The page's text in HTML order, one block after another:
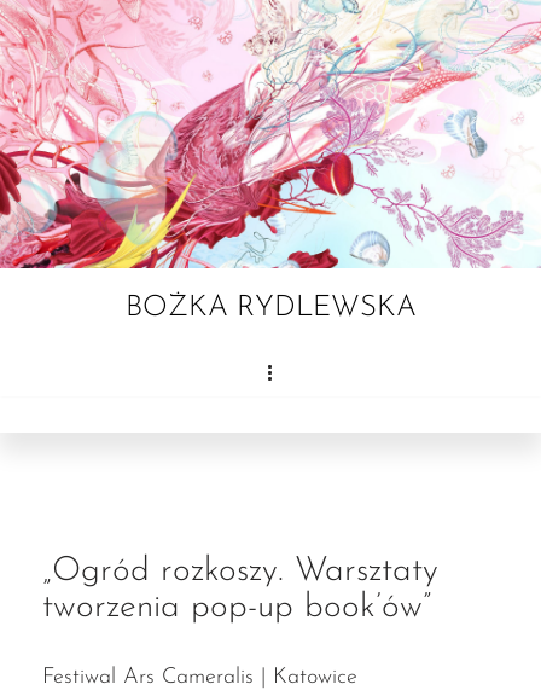
Przejdź
do
treści
BOŻKA RYDLEWSKA
„Ogród rozkoszy. Warsztaty
tworzenia pop-up book’ów”
Festiwal Ars Cameralis | Katowice